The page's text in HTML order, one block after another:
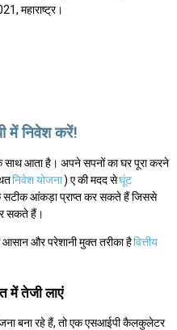
महाराष्ट्र।
में निवेश करें!
साथ आता है। अपने सपनों का घर पूरा करने
निवेश योजना) ए की मदद सेघूंट
आंकड़ा प्राप्त कर सकते हैं जिससे
सकते हैं।
और परेशानी मुक्त तरीका हैवित्तीय
में तेजी लाएं
बना रहे हैं, तो एक एसआईपी कैलकुलेटर